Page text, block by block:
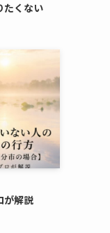
たくない​
が​解説